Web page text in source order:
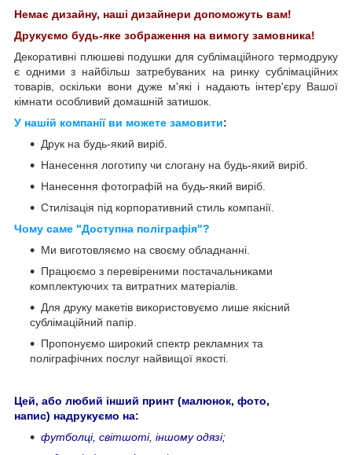
Немає дизайну, наші дизайнери допоможуть вам!
Друкуємо будь-яке зображення на вимогу замовника!
Декоративні плюшеві подушки для сублімаційного термодруку
є одними з найбільш затребуваних на ринку сублімаційних
товарів, оскільки вони дуже м'які і надають інтер'єру Вашої
кімнати особливий домашній затишок.
У нашій компанії ви можете замовити:
Друк на будь-який виріб.
Нанесення логотипу чи слогану на будь-який виріб.
Нанесення фотографій на будь-який виріб.
Стилізація під корпоративний стиль компанії.
Чому саме "Доступна поліграфія"?
Ми виготовляємо на своєму обладнанні.
Працюємо з перевіреними постачальниками
комплектуючих та витратних матеріалів.
Для друку макетів використовуємо лише якісний
сублімаційний папір.
Пропонуємо широкий спектр рекламних та
поліграфічних послуг найвищої якості.
Цей, або любий інший принт (малюнок, фото,
напис) надрукуємо на:
футболці, світшоті, іншому одязі;